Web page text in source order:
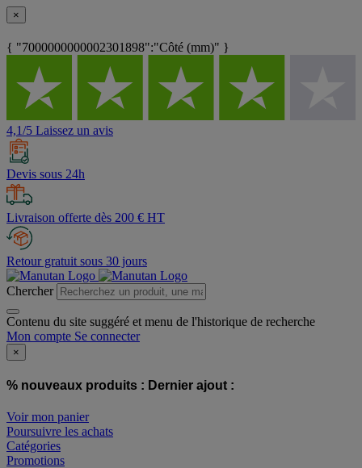
×
{ "7000000000002301898":"Côté (mm)" }
4,1/5 Laissez un avis
Devis sous 24h
Livraison offerte dès 200 € HT
Retour gratuit sous 30 jours
Chercher
Contenu du site suggéré et menu de l'historique de recherche
Mon compte Se connecter
×
% nouveaux produits : Dernier ajout :
Voir mon panier
Poursuivre les achats
Catégories
Promotions